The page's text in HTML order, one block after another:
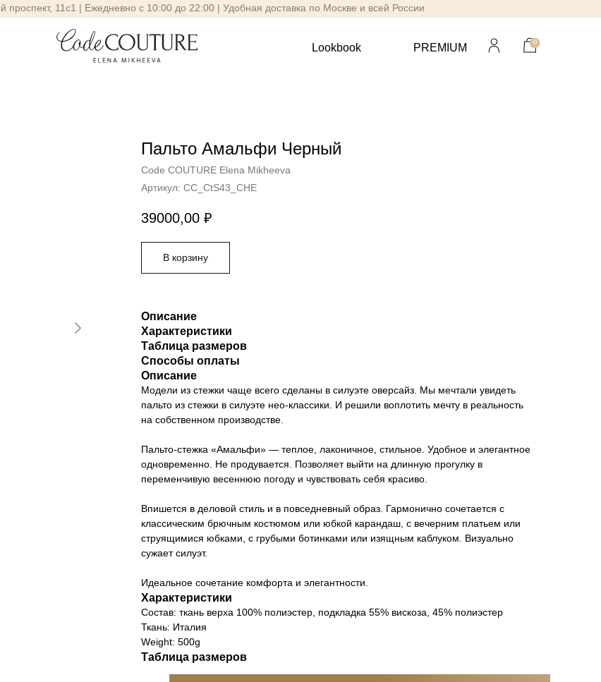
проспект, 11с1 | Ежедневно с 10:00 до 22:00 | Удобная доставка по Москве и всей России
PREMIUM
Lookbook 0
Пальто Амальфи Черный
Code COUTURE Elena Mikheeva
Артикул: СС_CtS43_CHE
39000,00 ₽
В корзину
Описание
Характеристики
Таблица размеров
Способы оплаты
Описание
Модели из стежки чаще всего сделаны в силуэте оверсайз. Мы мечтали увидеть
пальто из стежки в силуэте нео-классики. И решили воплотить мечту в реальность
на собственном производстве.
Пальто-стежка «Амальфи» — теплое, лаконичное, стильное. Удобное и элегантное
одновременно. Не продувается. Позволяет выйти на длинную прогулку в
переменчивую весеннюю погоду и чувствовать себя красиво.
Впишется в деловой стиль и в повседневный образ. Гармонично сочетается с
классическим брючным костюмом или юбкой карандаш, с вечерним платьем или
струящимися юбками, с грубыми ботинками или изящным каблуком. Визуально
сужает силуэт.
Идеальное сочетание комфорта и элегантности.
Характеристики
Cостав: ткань верха 100% полиэстер, подкладка 55% вискоза, 45% полиэстер
Ткань: Италия
Weight: 500g
Таблица размеров